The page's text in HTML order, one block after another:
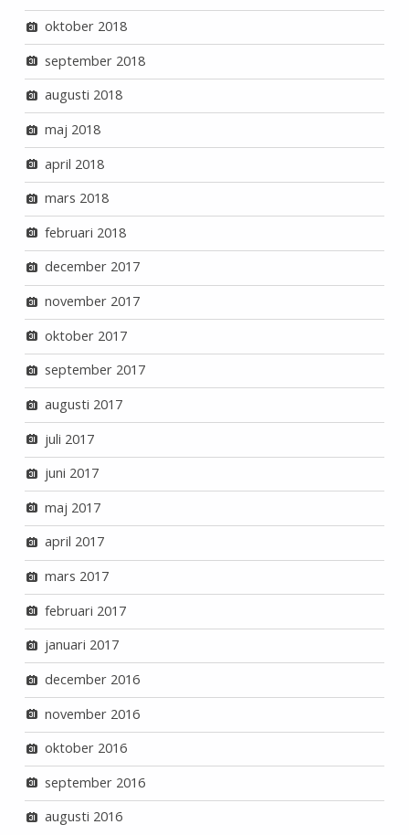
oktober 2018
september 2018
augusti 2018
maj 2018
april 2018
mars 2018
februari 2018
december 2017
november 2017
oktober 2017
september 2017
augusti 2017
juli 2017
juni 2017
maj 2017
april 2017
mars 2017
februari 2017
januari 2017
december 2016
november 2016
oktober 2016
september 2016
augusti 2016